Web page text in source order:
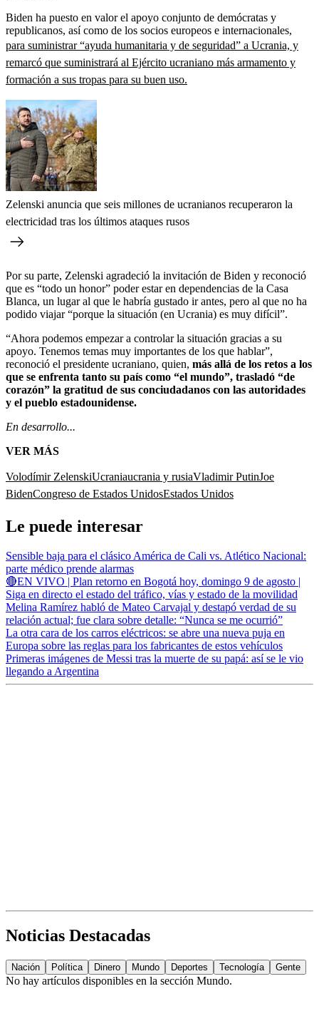
Biden ha puesto en valor el apoyo conjunto de demócratas y
republicanos, así como de los socios europeos e internacionales,
para suministrar “ayuda humanitaria y de seguridad” a Ucrania, y
remarcó que suministrará al Ejército ucraniano más armamento y
formación a sus tropas para su buen uso.
Zelenski anuncia que seis millones de ucranianos recuperaron la
electricidad tras los últimos ataques rusos
Por su parte, Zelenski agradeció la invitación de Biden y reconoció
que es “todo un honor” poder estar en dependencias de la Casa
Blanca, un lugar al que le habría gustado ir antes, pero al que no ha
podido viajar “porque la situación (en Ucrania) es muy difícil”.
“Ahora podemos empezar a controlar la situación gracias a su
apoyo. Tenemos temas muy importantes de los que hablar”,
reconoció el presidente ucraniano, quien, más allá de los retos a los
que se enfrenta tanto su país como “el mundo”, trasladó “de
corazón” la gratitud de sus conciudadanos con las autoridades
y el pueblo estadounidense.
En desarrollo...
VER MÁS
Volodímir ZelenskiUcraniaucrania y rusiaVladimir PutinJoe
BidenCongreso de Estados UnidosEstados Unidos
Le puede interesar
Sensible baja para el clásico América de Cali vs. Atlético Nacional:
parte médico prende alarmas
🔴EN VIVO | Plan retorno en Bogotá hoy, domingo 9 de agosto |
Siga en directo el estado del tráfico, vías y estado de la movilidad
Melina Ramírez habló de Mateo Carvajal y destapó verdad de su
relación actual; fue clara sobre detalle: “Nunca se me ocurrió”
La otra cara de los carros eléctricos: se abre una nueva puja en
Europa sobre las reglas para los fabricantes de estos vehículos
Primeras imágenes de Messi tras la muerte de su papá: así se le vio
llegando a Argentina
Noticias Destacadas
Nación Política Dinero Mundo Deportes Tecnología Gente
No hay artículos disponibles en la sección Mundo.